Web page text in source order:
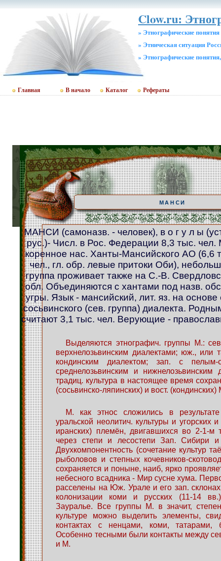
Clow.ru:
» Этнографические
» Этническая ситуация
» Этнографические
Главная В начало Каталог Рефераты
МАНСИ
МАНСИ (самоназв. - человек), в о г у л ы
рус.)- Числ. в Рос. Федерации 8,3 тыс. чел.
коренное нас. Ханты-Мансийского АО (6,6
чел., гл. обр. левые притоки Оби),
группа проживает также на С.-В.
обл. Объединяются с хантами под назв.
угры. Язык - мансийский, лит. яз. на основе
сосьвинского (сев. группа) диалекта.
считают 3,1 тыс. чел. Верующие -
Выделяются этнографич. группы М.:
верхнелозьвинским диалектами; юж., или
кондинским диалектом; зап. с пелым-
среднелозьвинским и нижнелозьвинским
традиц. культура в настоящее время
(сосьвинско-ляпинских) и вост. (кондинских)
М. как этнос сложились в
уральской неолитич. культуры и угорских
иранских) племён, двигавшихся во 2-1-
через степи и лесостепи Зап. Сибири и
Двухкомпонентность (сочетание культур
рыболовов и степных кочевников-
сохраняется и поныне, наиб, ярко
небесного всадника - Мир сусне хума.
расселены на Юж. Урале и его зап.
колонизации коми и русских (11-14
Зауралье. Все группы М. в значит,
культуре можно выделить элементы,
контактах с ненцами, коми,
Особенно тесными были контакты между
и М.